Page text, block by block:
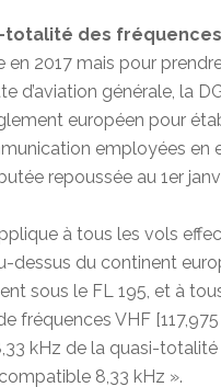
totalité des
en 2017 mais pour
d’aviation générale, la
européen pour
employées en
repoussée au 1er
à tous les vols
dessus du continent
sous le FL 195, et à
fréquences VHF
kHz de la quasi-
8,33 kHz ».